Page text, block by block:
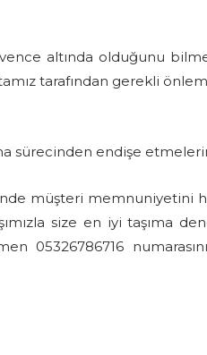
altında olduğunu
tarafından gerekli
sürecinden endişe
müşteri memnuniyetini
size en iyi taşıma
05326786716